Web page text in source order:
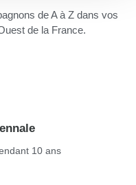
de A à Z dans vos
de la France.
10 ans